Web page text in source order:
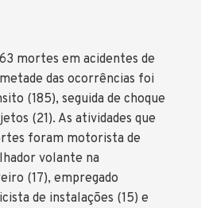
mortes em acidentes de
das ocorrências foi
(185), seguida de choque
(21). As atividades que
foram motorista de
volante na
(17), empregado
de instalações (15) e